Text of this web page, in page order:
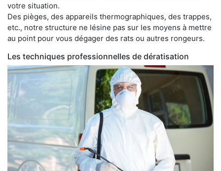
votre situation.
Des pièges, des appareils thermographiques, des trappes,
etc., notre structure ne lésine pas sur les moyens à mettre
au point pour vous dégager des rats ou autres rongeurs.
Les techniques professionnelles de dératisation